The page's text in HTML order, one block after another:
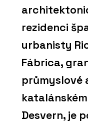
rezidenci
urbanisty
Fábrica,
Desvern, je